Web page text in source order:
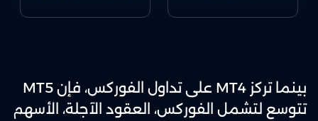
بينما تركز MT4 على تداول الفوركس، فإن MT5
تتوسع لتشمل الفوركس، العقود الآجلة، الأسهم